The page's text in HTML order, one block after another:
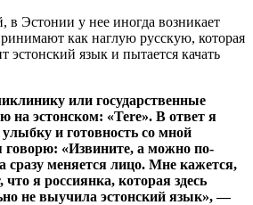
в Эстонии у нее иногда возникает
как наглую русскую, которая
эстонский язык и пытается качать
или государственные
на эстонском: «Tere». В ответ я
и готовность со мной
«Извините, а можно по-
сразу меняется лицо. Мне кажется,
я россиянка, которая здесь
не выучила эстонский язык», —